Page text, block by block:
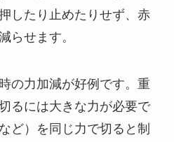
したり止めたりせず、赤
らせます。
の力加減が好例です。重
るには大きな力が必要で
ど）を同じ力で切ると制